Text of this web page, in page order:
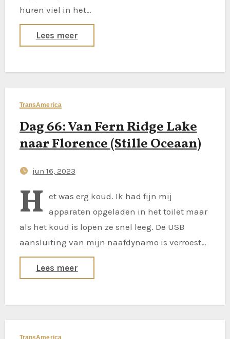
huren viel in het…
Lees meer
TransAmerica
Dag 66: Van Fern Ridge Lake
naar Florence (Stille Oceaan)
jun 16, 2023
H et was erg koud. Ik had fijn mij
apparaten opgeladen in het toilet maar
als het koud is lopen ze snel leeg. De USB
aansluiting van mijn naafdynamo is verroest…
Lees meer
TransAmerica